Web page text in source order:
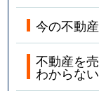
今の不動
不動産を
わからない